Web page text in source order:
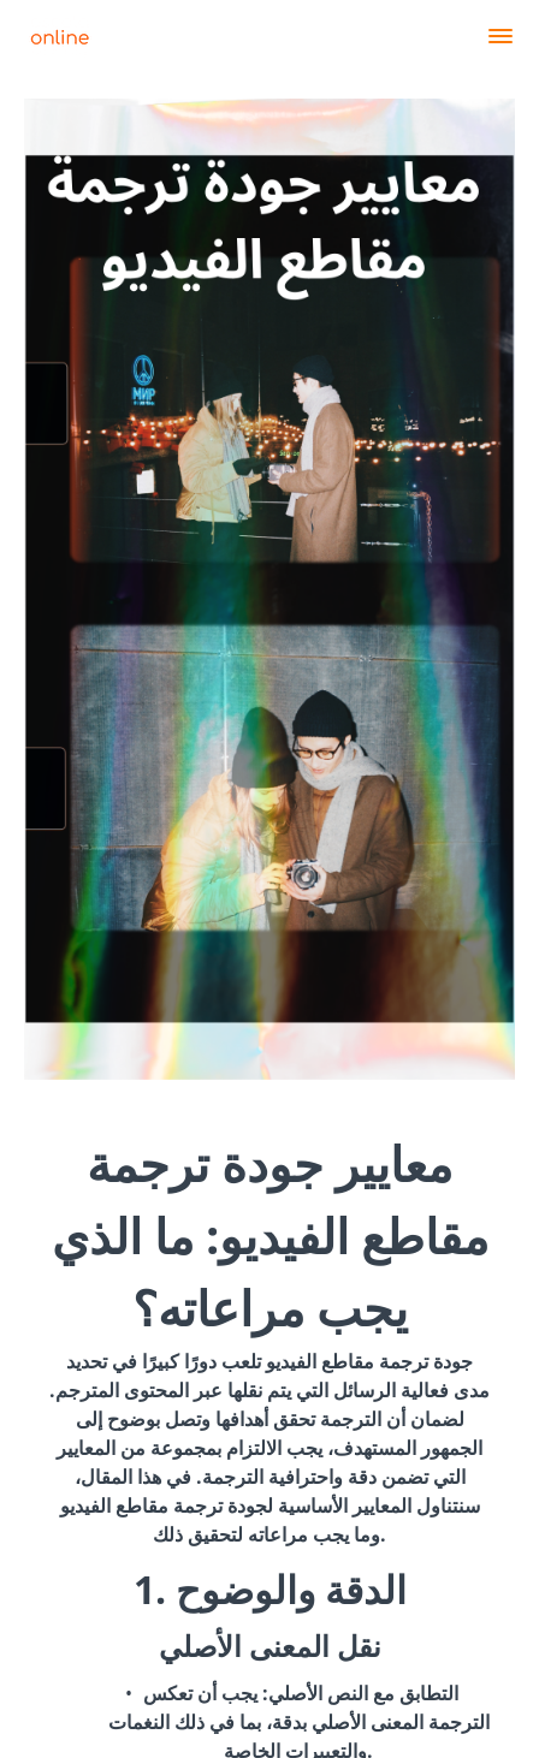
معايير جودة ترجمة
مقاطع الفيديو: ما الذي
يجب مراعاته؟
جودة ترجمة مقاطع الفيديو تلعب دورًا كبيرًا في تحديد
مدى فعالية الرسائل التي يتم نقلها عبر المحتوى المترجم.
لضمان أن الترجمة تحقق أهدافها وتصل بوضوح إلى
الجمهور المستهدف، يجب الالتزام بمجموعة من المعايير
التي تضمن دقة واحترافية الترجمة. في هذا المقال،
سنتناول المعايير الأساسية لجودة ترجمة مقاطع الفيديو
وما يجب مراعاته لتحقيق ذلك.
1. الدقة والوضوح
نقل المعنى الأصلي
التطابق مع النص الأصلي: يجب أن تعكس
الترجمة المعنى الأصلي بدقة، بما في ذلك النغمات
والتعبيرات الخاصة.